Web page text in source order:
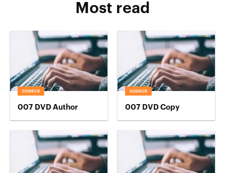
Most read
CODECS
007 DVD Author
CODECS
007 DVD Copy